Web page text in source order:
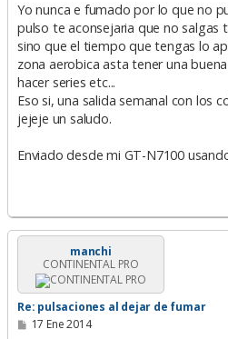
Yo nunca e fumado por lo que no
pulso te aconsejaria que no salgas
sino que el tiempo que tengas lo
zona aerobica asta tener una
hacer series etc...
Eso si, una salida semanal con los
jejeje un saludo.
Enviado desde mi GT-N7100
manchi
CONTINENTAL PRO
Re: pulsaciones al dejar de fumar
M17 Ene 2014